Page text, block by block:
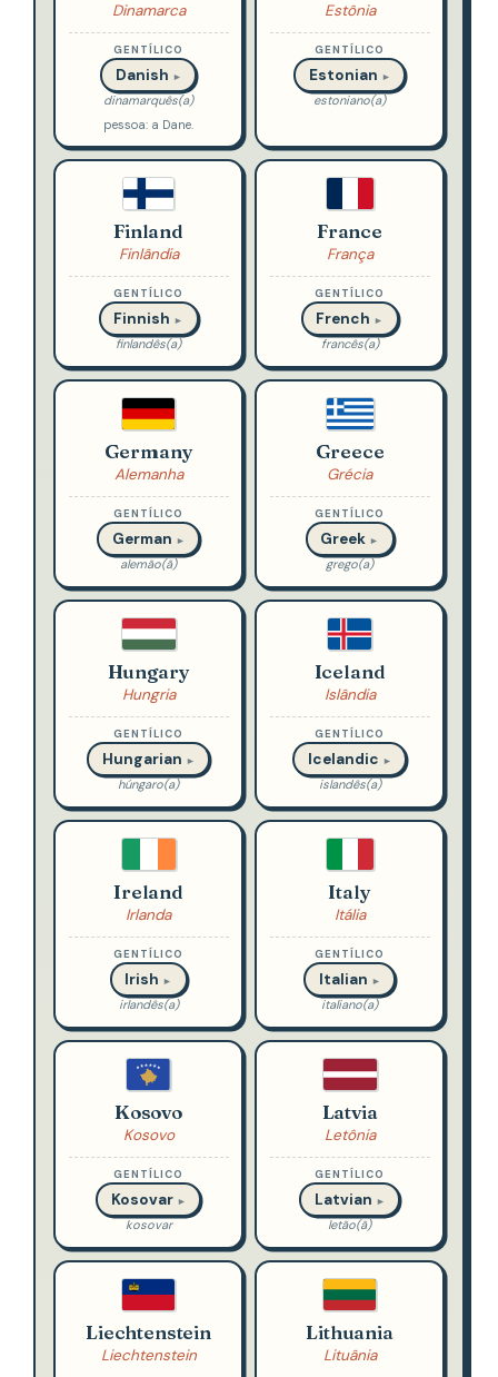
Dinamarca
GENTÍLICO
Danish ►
dinamarquês(a)
pessoa: a Dane.
Estônia
GENTÍLICO
Estonian ►
estoniano(a)
Finland
Finlândia
GENTÍLICO
Finnish ►
finlandês(a)
France
França
GENTÍLICO
French ►
francês(a)
Germany
Alemanha
GENTÍLICO
German ►
alemão(ã)
Greece
Grécia
GENTÍLICO
Greek ►
grego(a)
Hungary
Hungria
GENTÍLICO
Hungarian ►
húngaro(a)
Iceland
Islândia
GENTÍLICO
Icelandic ►
islandês(a)
Ireland
Irlanda
GENTÍLICO
Irish ►
irlandês(a)
Italy
Itália
GENTÍLICO
Italian ►
italiano(a)
Kosovo
Kosovo
GENTÍLICO
Kosovar ►
kosovar
Latvia
Letônia
GENTÍLICO
Latvian ►
letão(ã)
Liechtenstein
Liechtenstein
Lithuania
Lituânia